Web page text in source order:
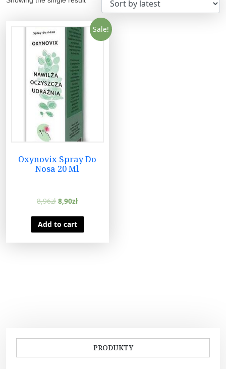
Sale!
Oxynovix Spray Do
Nosa 20 Ml
8,96zł 8,90zł
Add to cart
PRODUKTY